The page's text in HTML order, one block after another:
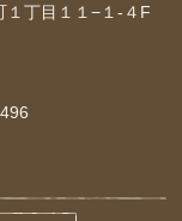
１丁目１１−１-４F